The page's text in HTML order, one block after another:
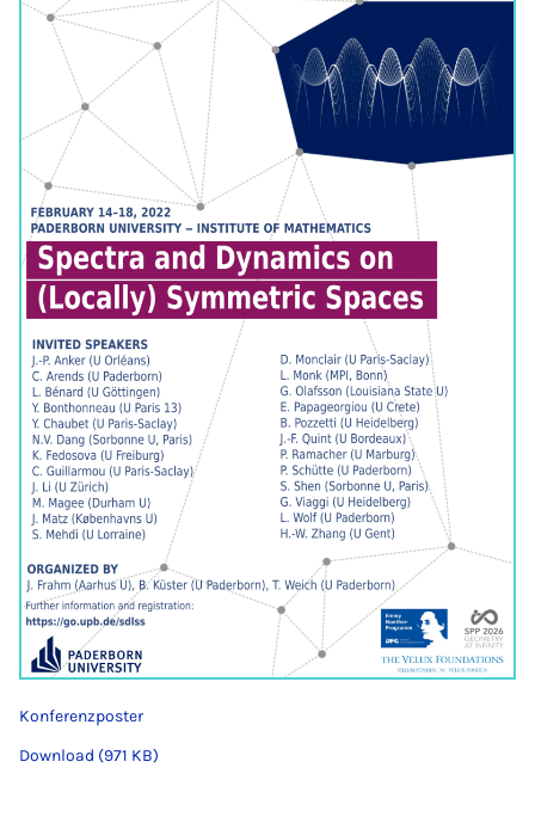
Konferenzposter
Download (971 KB)